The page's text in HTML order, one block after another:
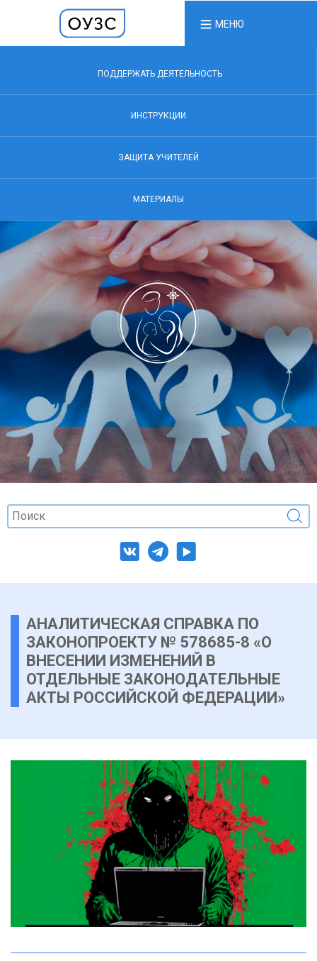
МЕНЮ
ПОДДЕРЖАТЬ ДЕЯТЕЛЬНОСТЬ
ИНСТРУКЦИИ
ЗАЩИТА УЧИТЕЛЕЙ
МАТЕРИАЛЫ
АНАЛИТИЧЕСКАЯ СПРАВКА ПО
ЗАКОНОПРОЕКТУ № 578685-8 «О
ВНЕСЕНИИ ИЗМЕНЕНИЙ В
ОТДЕЛЬНЫЕ ЗАКОНОДАТЕЛЬНЫЕ
АКТЫ РОССИЙСКОЙ ФЕДЕРАЦИИ»